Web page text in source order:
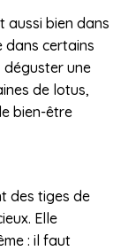
aussi bien dans
dans certains
déguster une
de lotus,
bien-être
des tiges de
Elle
: il faut